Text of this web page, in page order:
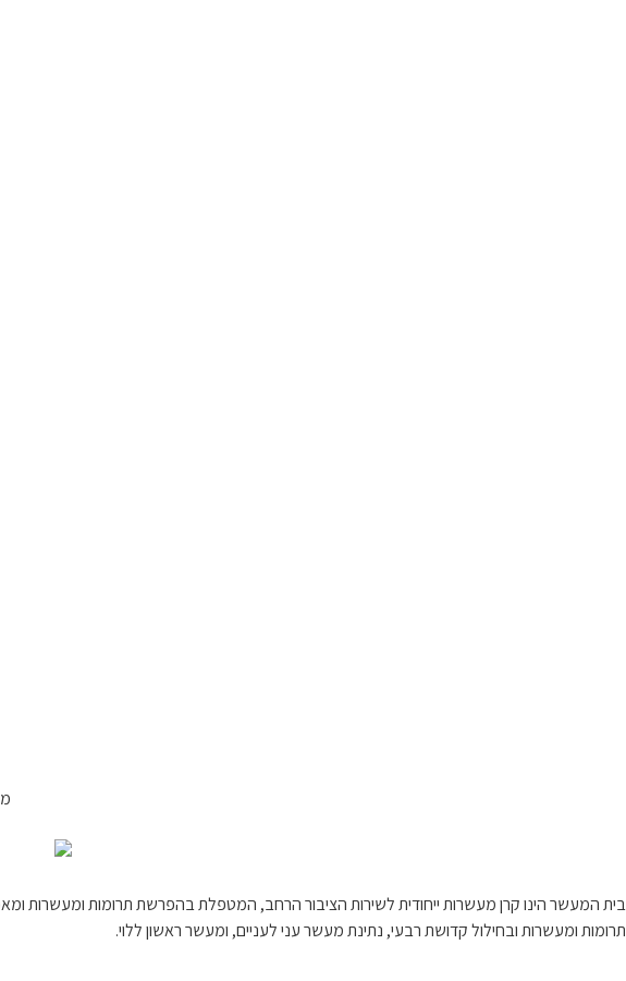
בית המעשר הינו קרן מעשרות ייחודית לשירות הציבור הרחב, המטפלת בהפרשת תרומות ומעשרות
תרומות ומעשרות ובחילול קדושת רבעי, נתינת מעשר עני לעניים, ומעשר ראשון ללוי.